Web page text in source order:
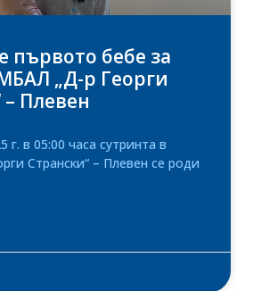
първото бебе за
„Д-р Георги
– Плевен
г. в 05:00 часа сутринта в
Странски“ – Плевен се роди